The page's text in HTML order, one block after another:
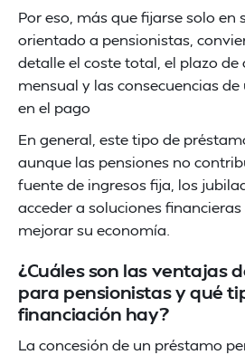
Por eso, más que fijarse solo en
orientado a pensionistas,
detalle el coste total, el plazo
mensual y las consecuencias
en el pago
En general, este tipo de
aunque las pensiones no
fuente de ingresos fija, los
acceder a soluciones
mejorar su economía.
¿Cuáles son las ventajas
para pensionistas y qué
financiación hay?
La concesión de un préstamo